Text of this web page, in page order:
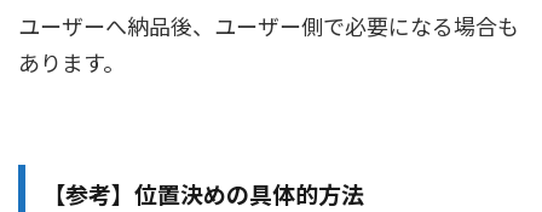
ユーザーへ納品後、ユーザー側で必要になる場合も
あります。
【参考】位置決めの具体的方法